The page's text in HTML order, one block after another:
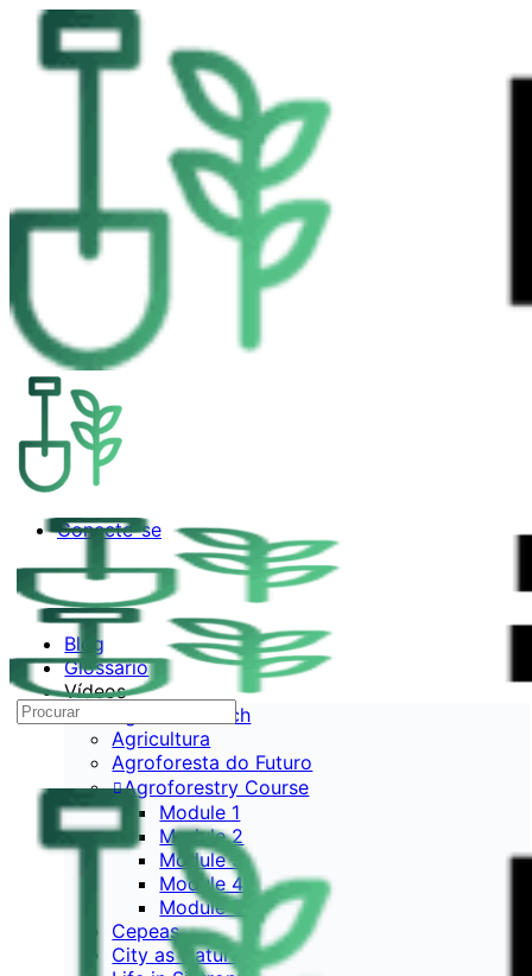
Conecte-se
Blog
Glossário
Vídeos
Agenda Gotsch
Agricultura
Agroforesta do Futuro
Agroforestry Course
Module 1
Module 2
Module 3
Module 4
Module 5
Cepeas
City as Nature